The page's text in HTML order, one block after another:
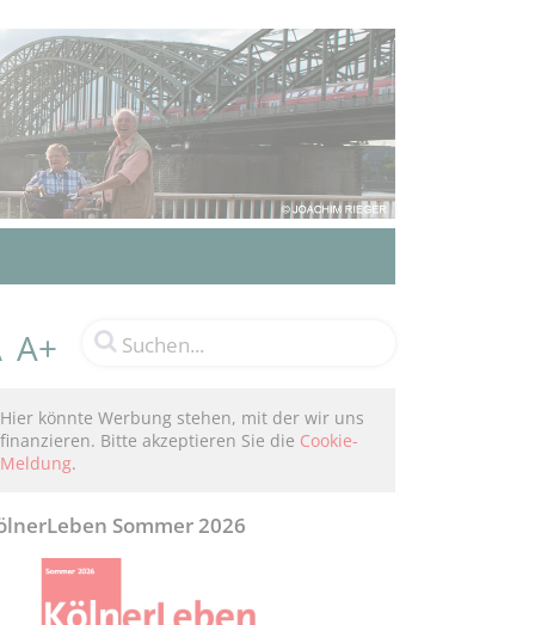
A+
Hier könnte Werbung stehen, mit der wir uns
finanzieren. Bitte akzeptieren Sie die Cookie-
Meldung.
Sommer 2026